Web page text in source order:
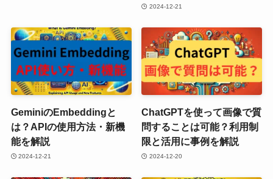
2024-12-21
GeminiのEmbeddingと
は？APIの使用方法・新機
能を解説
2024-12-21
ChatGPTを使って画像で質
問することは可能？利用制
限と活用に事例を解説
2024-12-20